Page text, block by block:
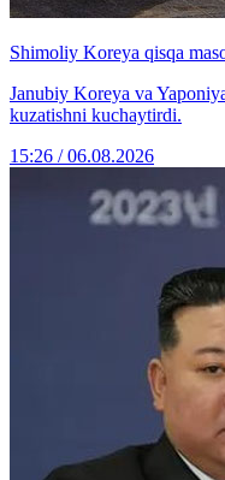
Shimoliy Koreya qisqa
Janubiy Koreya va
kuzatishni kuchaytirdi.
15:26 / 06.08.2026